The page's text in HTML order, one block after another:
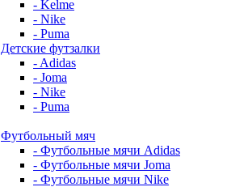
- Kelme
- Nike
- Puma
Детские футзалки
- Adidas
- Joma
- Nike
- Puma
Футбольный мяч
- Футбольные мячи Adidas
- Футбольные мячи Joma
- Футбольные мячи Nike